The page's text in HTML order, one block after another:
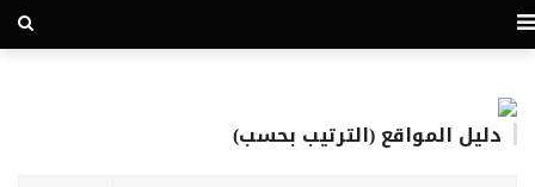
دليل المواقع (الترتيب بحسب)